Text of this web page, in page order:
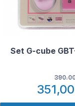
Set G-cube
351,00